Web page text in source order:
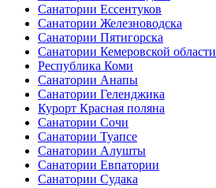
Санатории Ессентуков
Санатории Железноводска
Санатории Пятигорска
Санатории Кемеровской области
Республика Коми
Санатории Анапы
Санатории Геленджика
Курорт Красная поляна
Санатории Сочи
Санатории Туапсе
Санатории Алушты
Санатории Евпатории
Санатории Судака